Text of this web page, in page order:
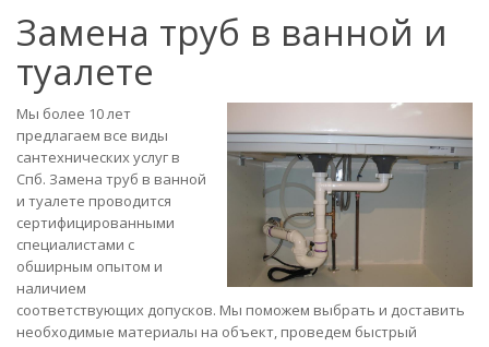
Замена труб в ванной и
туалете
Мы более 10 лет
предлагаем все виды
сантехнических услуг в
Спб. Замена труб в ванной
и туалете проводится
сертифицированными
специалистами с
обширным опытом и
наличием
соответствующих допусков. Мы поможем выбрать и доставить
необходимые материалы на объект, проведем быстрый